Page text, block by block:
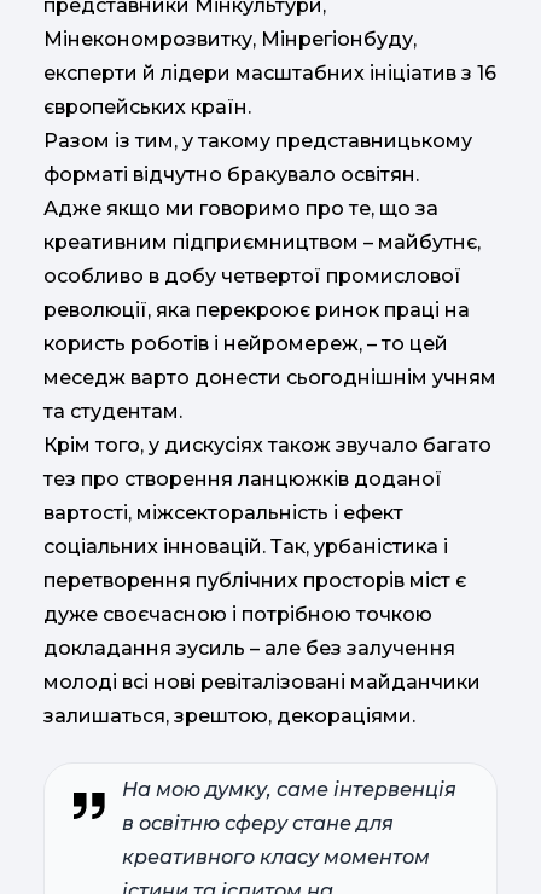
представники Мінкультури,
Мінекономрозвитку, Мінрегіонбуду,
експерти й лідери масштабних ініціатив з 16
європейських країн.
Разом із тим, у такому представницькому
форматі відчутно бракувало освітян.
Адже якщо ми говоримо про те, що за
креативним підприємництвом – майбутнє,
особливо в добу четвертої промислової
революції, яка перекроює ринок праці на
користь роботів і нейромереж, – то цей
меседж варто донести сьогоднішнім учням
та студентам.
Крім того, у дискусіях також звучало багато
тез про створення ланцюжків доданої
вартості, міжсекторальність і ефект
соціальних інновацій. Так, урбаністика і
перетворення публічних просторів міст є
дуже своєчасною і потрібною точкою
докладання зусиль – але без залучення
молоді всі нові ревіталізовані майданчики
залишаться, зрештою, декораціями.
На мою думку, саме інтервенція
в освітню сферу стане для
креативного класу моментом